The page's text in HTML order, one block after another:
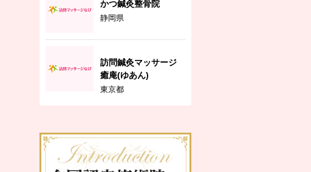
かつ鍼灸整骨院
静岡県
訪問鍼灸マッサージ
癒庵(ゆあん)
東京都